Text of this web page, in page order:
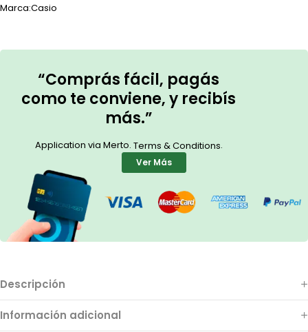
Marca:Casio
“Comprás fácil, pagás
como te conviene, y recibís
más.”
Application via Merto. Terms & Conditions.
Ver Más
Descripción
Información adicional